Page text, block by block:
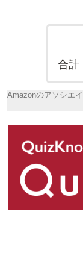
合計
Amazonのアソシエ